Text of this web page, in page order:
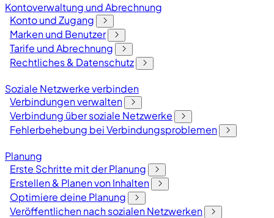
Kontoverwaltung und Abrechnung
Konto und Zugang
Marken und Benutzer
Tarife und Abrechnung
Rechtliches & Datenschutz
Soziale Netzwerke verbinden
Verbindungen verwalten
Verbindung über soziale Netzwerke
Fehlerbehebung bei Verbindungsproblemen
Planung
Erste Schritte mit der Planung
Erstellen & Planen von Inhalten
Optimiere deine Planung
Veröffentlichen nach sozialen Netzwerken